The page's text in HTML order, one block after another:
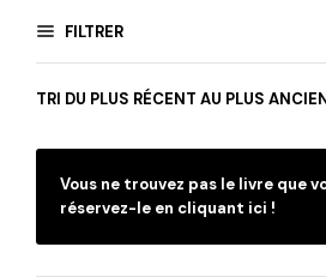
FILTRER
Vous ne trouvez pas le livre que
réservez-le en cliquant ici !